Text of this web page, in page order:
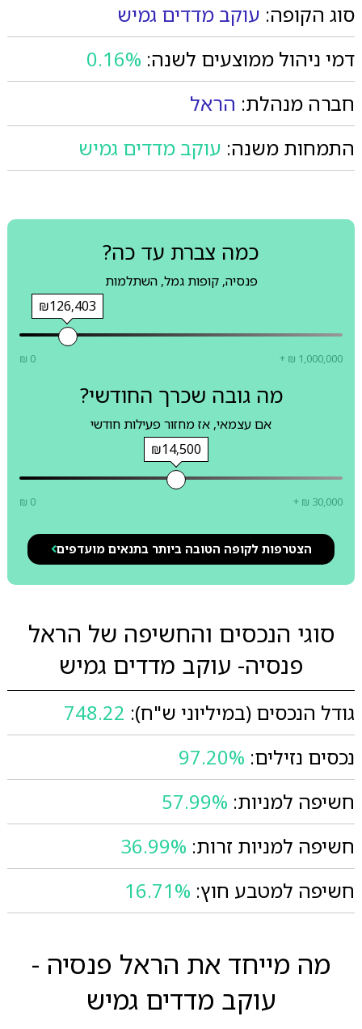
סוג הקופה: עוקב מדדים גמיש
דמי ניהול ממוצעים לשנה: 0.16%
חברה מנהלת: הראל
התמחות משנה: עוקב מדדים גמיש
כמה צברת עד כה?
פנסיה, קופות גמל, השתלמות
₪126,403
₪ 0 + ₪ 1,000,000
מה גובה שכרך החודשי?
אם עצמאי, אז מחזור פעילות חודשי
₪14,500
₪ 0 + ₪ 30,000
הצטרפות לקופה הטובה ביותר בתנאים מועדפים
סוגי הנכסים והחשיפה של הראל
פנסיה- עוקב מדדים גמיש
גודל הנכסים (במיליוני ש"ח): 748.22
נכסים נזילים: 97.20%
חשיפה למניות: 57.99%
חשיפה למניות זרות: 36.99%
חשיפה למטבע חוץ: 16.71%
מה מייחד את הראל פנסיה -
עוקב מדדים גמיש